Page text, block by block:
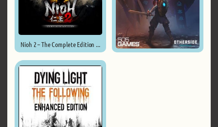
Nioh 2 – The Complete Edition ...